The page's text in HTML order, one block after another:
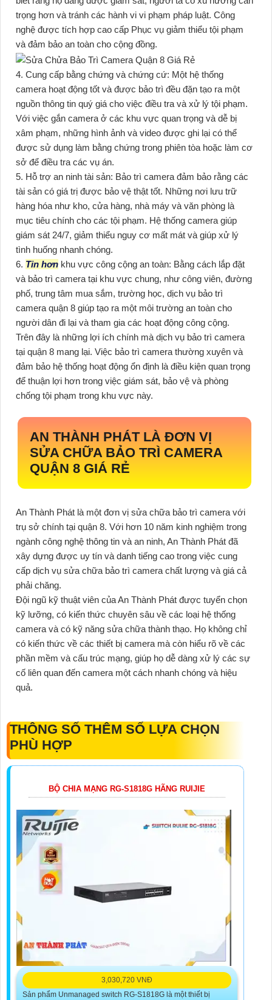
trọng hơn và tránh các hành vi vi phạm pháp luật. Công
nghệ được tích hợp cao cấp Phục vụ giảm thiểu tội phạm
và đảm bảo an toàn cho cộng đồng.
4. Cung cấp bằng chứng và chứng cứ: Một hệ thống
camera hoạt động tốt và được bảo trì đều đặn tạo ra một
nguồn thông tin quý giá cho việc điều tra và xử lý tội phạm.
Với việc gắn camera ở các khu vực quan trọng và dễ bị
xâm phạm, những hình ảnh và video được ghi lại có thể
được sử dụng làm bằng chứng trong phiên tòa hoặc làm cơ
sở để điều tra các vụ án.
5. Hỗ trợ an ninh tài sản: Bảo trì camera đảm bảo rằng các
tài sản có giá trị được bảo vệ thật tốt. Những nơi lưu trữ
hàng hóa như kho, cửa hàng, nhà máy và văn phòng là
mục tiêu chính cho các tội phạm. Hệ thống camera giúp
giám sát 24/7, giảm thiểu nguy cơ mất mát và giúp xử lý
tình huống nhanh chóng.
6. Tin hơn khu vực công cộng an toàn: Bằng cách lắp đặt
và bảo trì camera tại khu vực chung, như công viên, đường
phố, trung tâm mua sắm, trường học, dịch vụ bảo trì
camera quận 8 giúp tạo ra một môi trường an toàn cho
người dân đi lại và tham gia các hoạt động công cộng.
Trên đây là những lợi ích chính mà dịch vụ bảo trì camera
tại quận 8 mang lại. Việc bảo trì camera thường xuyên và
đảm bảo hệ thống hoạt động ổn định là điều kiện quan trọng
để thuận lợi hơn trong việc giám sát, bảo vệ và phòng
chống tội phạm trong khu vực này.
AN THÀNH PHÁT LÀ ĐƠN VỊ
SỬA CHỮA BẢO TRÌ CAMERA
QUẬN 8 GIÁ RẺ
An Thành Phát là một đơn vị sửa chữa bảo trì camera với
trụ sở chính tại quận 8. Với hơn 10 năm kinh nghiệm trong
ngành công nghệ thông tin và an ninh, An Thành Phát đã
xây dựng được uy tín và danh tiếng cao trong việc cung
cấp dịch vụ sửa chữa bảo trì camera chất lượng và giá cả
phải chăng.
Đội ngũ kỹ thuật viên của An Thành Phát được tuyển chọn
kỹ lưỡng, có kiến thức chuyên sâu về các loại hệ thống
camera và có kỹ năng sửa chữa thành thạo. Họ không chỉ
có kiến thức về các thiết bị camera mà còn hiểu rõ về các
phần mềm và cấu trúc mạng, giúp họ dễ dàng xử lý các sự
cố liên quan đến camera một cách nhanh chóng và hiệu
quả.
THÔNG SỐ THÊM SỐ LỰA CHỌN
PHÙ HỢP
BỘ CHIA MẠNG RG-S1818G HÃNG RUIJIE
3,030,720 VNĐ
Sản phẩm Unmanaged switch RG-S1818G là một thiết bị